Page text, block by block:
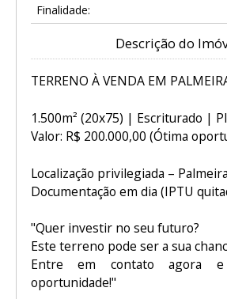
Finalidade:
Descrição do
TERRENO À VENDA EM
1.500m² (20x75) | Escriturado |
Valor: R$ 200.000,00 (Ótima
Localização privilegiada –
Documentação em dia (IPTU
"Quer investir no seu futuro?
Este terreno pode ser a sua
Entre em contato agora e
oportunidade!"